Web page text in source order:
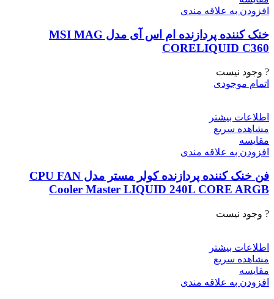
افزودن به علاقه مندی
خنک کننده پردازنده ام اس آی مدل MSI MAG
CORELIQUID C360
? وجود نیست
اتمام موجودی
اطلاعات بیشتر
مشاهده سریع
مقایسه
افزودن به علاقه مندی
فن خنک کننده پردازنده کولر مستر مدل CPU FAN
Cooler Master LIQUID 240L CORE ARGB
? وجود نیست
اطلاعات بیشتر
مشاهده سریع
مقایسه
افزودن به علاقه مندی